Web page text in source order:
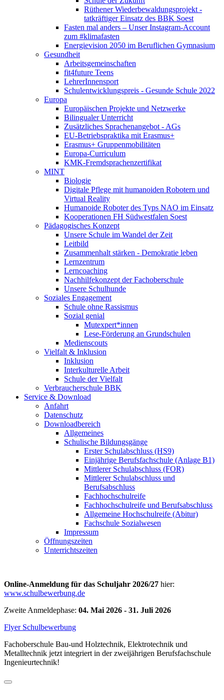
Rüthener Wiederbewaldungsprojekt -
tatkräftiger Einsatz des BBK Soest
Fasten mal anders – Unser Instagram-Account
zum #klimafasten
Energievision 2050 im Beruflichen Gymnasium
Gesundheit
Arbeitsgemeinschaften
fit4future Teens
LehrerInnensport
Schulentwicklungspreis - Gesunde Schule 2022
Europa
Europäischen Projekte und Netzwerke
Bilingualer Unterricht
Zusätzliches Sprachenangebot - AGs
EU-Betriebspraktika mit Erasmus+
Erasmus+ Gruppenmobilitäten
Europa-Curriculum
KMK-Fremdsprachenzertifikat
MINT
Biologie
Digitale Pflege mit humanoiden Robotern und
Virtual Reality
Humanoide Roboter des Typs NAO im Einsatz
Kooperationen FH Südwestfalen Soest
Pädagogisches Konzept
Unsere Schule im Wandel der Zeit
Leitbild
Zusammenhalt stärken - Demokratie leben
Lernzentrum
Lerncoaching
Nachhilfekonzept der Fachoberschule
Unsere Schulhunde
Soziales Engagement
Schule ohne Rassismus
Sozial genial
Mutexpert*innen
Lese-Förderung an Grundschulen
Medienscouts
Vielfalt & Inklusion
Inklusion
Interkulturelle Arbeit
Schule der Vielfalt
Verbraucherschule BBK
Service & Download
Anfahrt
Datenschutz
Downloadbereich
Allgemeines
Schulische Bildungsgänge
Erster Schulabschluss (HS9)
Einjährige Berufsfachschule (Anlage B1)
Mittlerer Schulabschluss (FOR)
Mittlerer Schulabschluss und
Berufsabschluss
Fachhochschulreife
Fachhochschulreife und Berufsabschluss
Allgemeine Hochschulreife (Abitur)
Fachschule Sozialwesen
Impressum
Öffnungszeiten
Unterrichtszeiten
Online-Anmeldung für das Schuljahr 2026/27 hier:
www.schulbewerbung.de
Zweite Anmeldephase: 04. Mai 2026 - 31. Juli 2026
Flyer Schulbewerbung
Fachoberschule Bau-und Holztechnik, Elektrotechnik und
Metalltechnik jetzt integriert in der zweijährigen Berufsfachschule
Ingenieurtechnik!